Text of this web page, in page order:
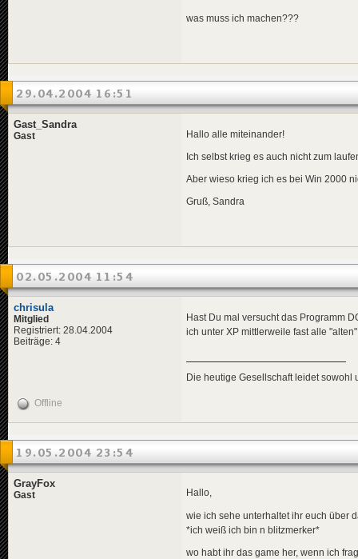
was muss ich machen???
29.04.2004 16:51
Gast_Sandra
Gast Hallo alle miteinander!
Ich selbst krieg es auch nicht zum
Aber wieso krieg ich es bei Win 2000
Gruß, Sandra
02.05.2004 11:54
chrisula
Mitglied
Registriert: 28.04.2004
Beiträge: 4
Hast Du mal versucht das Programm
ich unter XP mittlerweile fast alle
Die heutige Gesellschaft leidet
Offline
19.05.2004 23:54
GrayFox
Gast Hallo,
wie ich sehe unterhaltet ihr euch über
*ich weiß ich bin n blitzmerker*
wo habt ihr das game her, wenn ich